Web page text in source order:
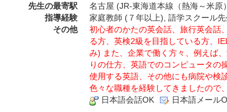
先生の最寄駅
名古屋 (JR-東海道本線（熱海～米
指導経験
家庭教師 (７年以上), 語学スクール
その他
初心者のかたの英会話、旅行英会話
る方、英検2級を目指している方、
み) また、企業で働く方々、例えば
りの仕方、英語でのコンピュータの
使用する英語、その他にも病院や検
色々な職種を経験してきましたので
日本語会話OK
日本語メール